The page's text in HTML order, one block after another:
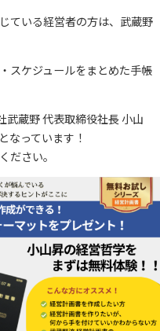
ている経営者の方は、武蔵野
スケジュールをまとめた手帳
武蔵野 代表取締役社長 小山
なっています！
ださい。